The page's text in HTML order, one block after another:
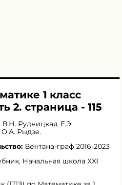
1 класс
2. страница - 115
В.Н. Рудницкая, Е.Э.
О.А. Рыдзе.
Вентана-граф 2016-2023
Начальная школа XXI